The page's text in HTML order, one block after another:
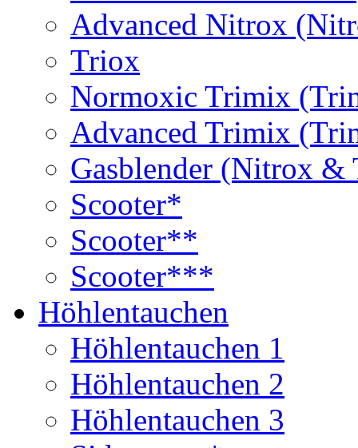
Advanced Nitrox
Triox
Normoxic Trimix
Advanced Trimix
Gasblender (Nitrox
Scooter*
Scooter**
Scooter***
Höhlentauchen
Höhlentauchen 1
Höhlentauchen 2
Höhlentauchen 3